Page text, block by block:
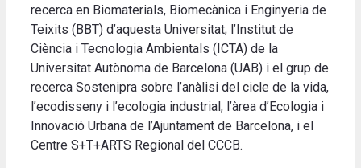
recerca en Biomaterials, Biomecànica i Enginyeria de
Teixits (BBT) d’aquesta Universitat; l’Institut de
Ciència i Tecnologia Ambientals (ICTA) de la
Universitat Autònoma de Barcelona (UAB) i el grup de
recerca Sostenipra sobre l’anàlisi del cicle de la vida,
l’ecodisseny i l’ecologia industrial; l’àrea d’Ecologia i
Innovació Urbana de l’Ajuntament de Barcelona, i el
Centre S+T+ARTS Regional del CCCB.